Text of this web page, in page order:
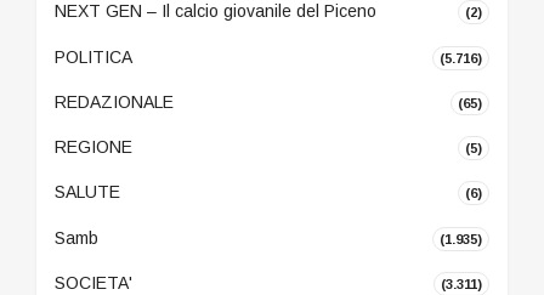
NEXT GEN – Il calcio giovanile del Piceno (2)
POLITICA (5.716)
REDAZIONALE (65)
REGIONE (5)
SALUTE (6)
Samb (1.935)
SOCIETA' (3.311)